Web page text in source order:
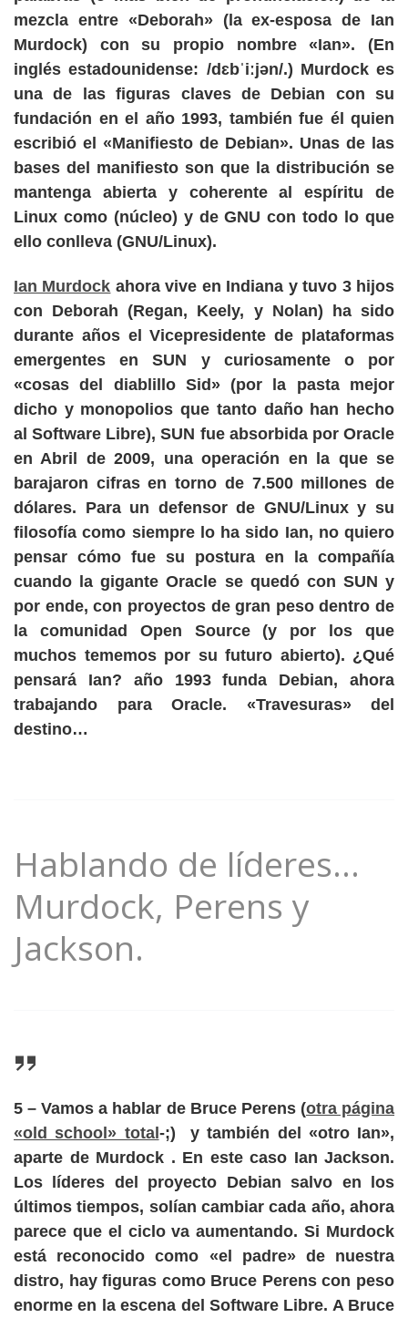
mezcla entre «Deborah» (la ex-esposa de Ian
Murdock) con su propio nombre «Ian». (En
inglés estadounidense: /dɛbˈiːjən/.) Murdock es
una de las figuras claves de Debian con su
fundación en el año 1993, también fue él quien
escribió el «Manifiesto de Debian». Unas de las
bases del manifiesto son que la distribución se
mantenga abierta y coherente al espíritu de
Linux como (núcleo) y de GNU con todo lo que
ello conlleva (GNU/Linux).
Ian Murdock ahora vive en Indiana y tuvo 3 hijos
con Deborah (Regan, Keely, y Nolan) ha sido
durante años el Vicepresidente de plataformas
emergentes en SUN y curiosamente o por
«cosas del diablillo Sid» (por la pasta mejor
dicho y monopolios que tanto daño han hecho
al Software Libre), SUN fue absorbida por Oracle
en Abril de 2009, una operación en la que se
barajaron cifras en torno de 7.500 millones de
dólares. Para un defensor de GNU/Linux y su
filosofía como siempre lo ha sido Ian, no quiero
pensar cómo fue su postura en la compañía
cuando la gigante Oracle se quedó con SUN y
por ende, con proyectos de gran peso dentro de
la comunidad Open Source (y por los que
muchos tememos por su futuro abierto). ¿Qué
pensará Ian? año 1993 funda Debian, ahora
trabajando para Oracle. «Travesuras» del
destino…
Hablando de líderes…
Murdock, Perens y
Jackson.
5 – Vamos a hablar de Bruce Perens(otra página
«old school» total -;) y también del «otro Ian»,
aparte de Murdock . En este caso Ian Jackson.
Los líderes del proyecto Debian salvo en los
últimos tiempos, solían cambiar cada año, ahora
parece que el ciclo va aumentando. Si Murdock
está reconocido como «el padre» de nuestra
distro, hay figuras como Bruce Perens con peso
enorme en la escena del Software Libre. A Bruce